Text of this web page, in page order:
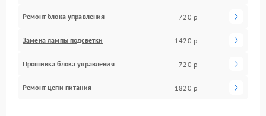
Ремонт блока управления 720 р
Замена лампы подсветки 1420 р
Прошивка блока управления 720 р
Ремонт цепи питания 1820 р